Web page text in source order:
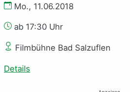
Mo., 11.06.2018
ab 17:30 Uhr
Filmbühne Bad Salzuflen
Details